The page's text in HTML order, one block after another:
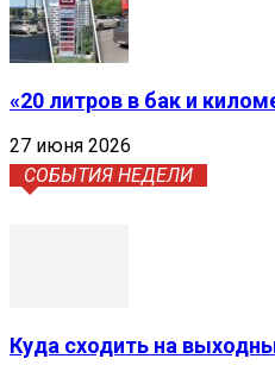
«20 литров в бак и
27 июня 2026
СОБЫТИЯ НЕДЕЛИ
Куда сходить на